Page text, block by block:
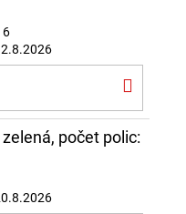
počet polic: